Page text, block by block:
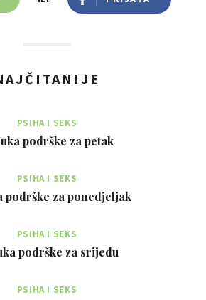
PSIHA I SEKS
podrške za petak
PSIHA I SEKS
podrške za ponedjeljak
PSIHA I SEKS
podrške za srijedu
PSIHA I SEKS